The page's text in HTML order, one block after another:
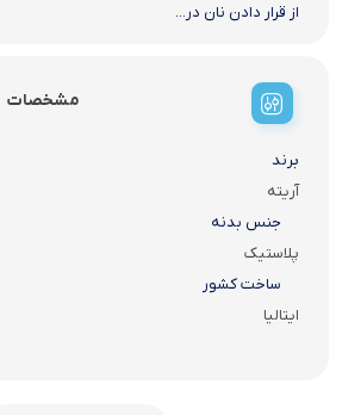
از قرار دادن نان در...
مشخصات
برند
آریته
جنس بدنه
پلاستیک
ساخت کشور
ایتالیا